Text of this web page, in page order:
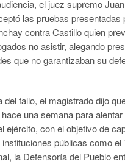
el juez supremo
las pruebas presentadas
contra Castillo quien
no asistir, alegando
que no garantizaban su
del fallo, el magistrado dijo
una semana para
ejército, con el objetivo de
públicas como el
la Defensoría del Pueblo